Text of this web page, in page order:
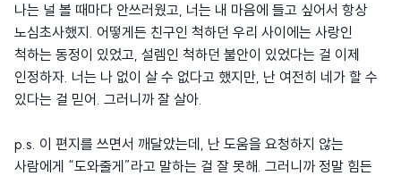
나는 널 볼 때마다 안쓰러웠고, 너는 내 마음에 들고 싶어서 항상
노심초사했지. 어떻게든 친구인 척하던 우리 사이에는 사랑인
척하는 동정이 있었고, 설렘인 척하던 불안이 있었다는 걸 이제
인정하자. 너는 나 없이 살 수 없다고 했지만, 난 여전히 네가 할 수
있다는 걸 믿어. 그러니까 잘 살아.
p.s. 이 편지를 쓰면서 깨달았는데, 난 도움을 요청하지 않는
사람에게 “도와줄게”라고 말하는 걸 잘 못해. 그러니까 정말 힘든